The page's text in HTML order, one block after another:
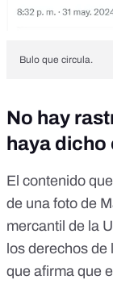
Bulo que circula.
No hay
haya dicho
El contenido
de una foto de
mercantil de la
los derechos
que afirma que